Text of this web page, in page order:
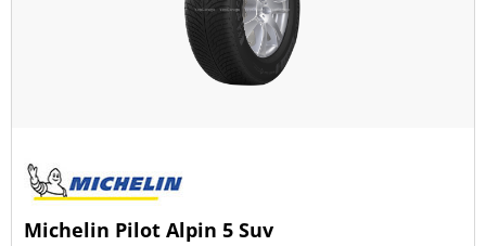
Michelin Pilot Alpin 5 Suv